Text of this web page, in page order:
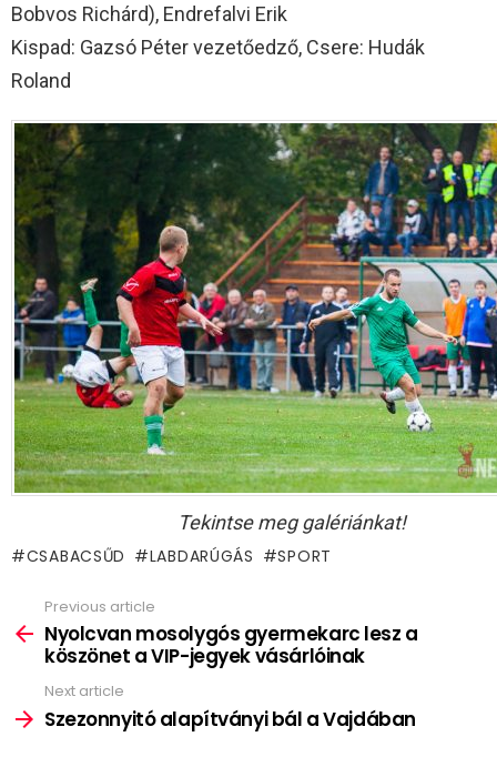
Bobvos Richárd), Endrefalvi Erik
Kispad: Gazsó Péter vezetőedző, Csere: Hudák
Roland
Tekintse meg galériánkat!
CSABACSŰD LABDARÚGÁS SPORT
more
Previous article
Nyolcvan mosolygós gyermekarc lesz a
köszönet a VIP-jegyek vásárlóinak
Next article
Szezonnyitó alapítványi bál a Vajdában